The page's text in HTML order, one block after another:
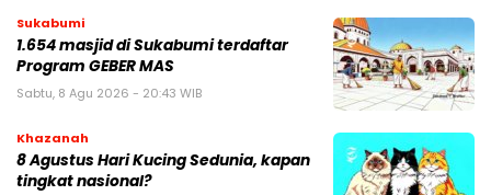
Sukabumi
1.654 masjid di Sukabumi terdaftar
Program GEBER MAS
Sabtu, 8 Agu 2026 - 20:43 WIB
Khazanah
8 Agustus Hari Kucing Sedunia, kapan
tingkat nasional?